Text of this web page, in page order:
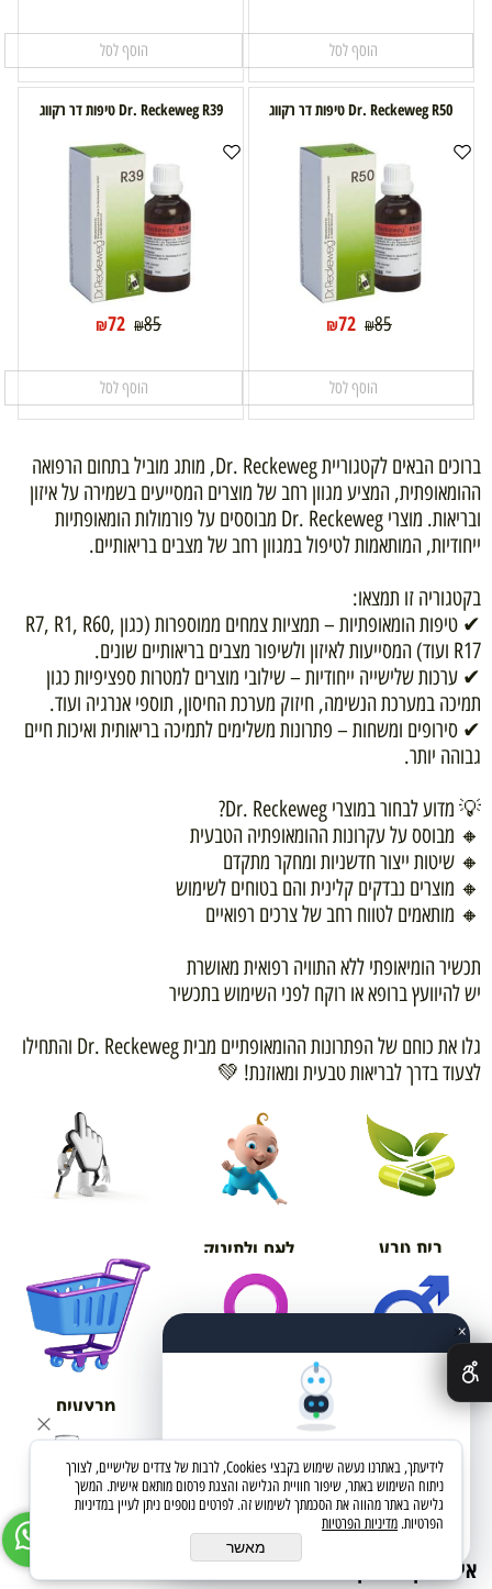
הוסף לסל הוסף לסל
Dr. Reckeweg R50 טיפות דר רקווג
₪85
₪72
הוסף לסל
Dr. Reckeweg R39 טיפות דר רקווג
₪85
₪72
הוסף לסל
ברוכים הבאים לקטגוריית Dr. Reckeweg, מותג מוביל בתחום הרפואה
ההומאופתית, המציע מגוון רחב של מוצרים המסייעים בשמירה על איזון
ובריאות. מוצרי Dr. Reckeweg מבוססים על פורמולות הומאופתיות
ייחודיות, המותאמות לטיפול במגוון רחב של מצבים בריאותיים.
בקטגוריה זו תמצאו:
✔ טיפות הומאופתיות – תמציות צמחים ממוספרות (כגון R7, R1, R60,
R17 ועוד) המסייעות לאיזון ולשיפור מצבים בריאותיים שונים.
✔ ערכות שלישייה ייחודיות – שילובי מוצרים למטרות ספציפיות כגון
תמיכה במערכת הנשימה, חיזוק מערכת החיסון, תוספי אנרגיה ועוד.
✔ סירופים ומשחות – פתרונות משלימים לתמיכה בריאותית ואיכות חיים
גבוהה יותר.
💡 מדוע לבחור במוצרי Dr. Reckeweg?
🔸 מבוסס על עקרונות ההומאופתיה הטבעית
🔸 שיטות ייצור חדשניות ומחקר מתקדם
🔸 מוצרים נבדקים קלינית והם בטוחים לשימוש
🔸 מותאמים לטווח רחב של צרכים רפואיים
תכשיר הומיאופתי ללא התוויה רפואית מאושרת
יש להיוועץ ברופא או רוקח לפני השימוש בתכשיר
גלו את כוחם של הפתרונות ההומאופתיים מבית Dr. Reckeweg והתחילו
לצעוד בדרך לבריאות טבעית ומאוזנת! 💚
בית טבע לאם ולתינוק
אורטופדיה
מבצעים
איפור וקוסמטיקה טיפוח השיער
✕×
שאלו את העוזר החכם
מחפשים מוצר? אני כאן כדי לעזור
בואו נתחיל
לידיעתך, באתרנו נעשה שימוש בקבצי Cookies, לרבות של צדדים שלישיים, לצורך
ניתוח השימוש באתר, שיפור חוויית הגלישה והצגת פרסום מותאם אישית. המשך
גלישה באתר מהווה את הסכמתך לשימוש זה. לפרטים נוספים ניתן לעיין במדיניות
הפרטיות. מדיניות הפרטיות
מאשר